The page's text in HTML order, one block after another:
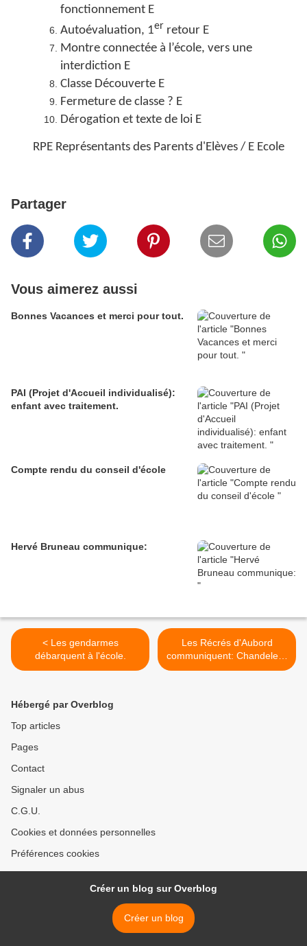
fonctionnement E
Autoévaluation, 1er retour E
Montre connectée à l’école, vers une
interdiction E
Classe Découverte E
Fermeture de classe ? E
Dérogation et texte de loi E
RPE Représentants des Parents d'Elèves / E Ecole
Partager
Vous aimerez aussi
Bonnes Vacances et merci pour tout.
PAI (Projet d'Accueil individualisé):
enfant avec traitement.
Compte rendu du conseil d'école
Hervé Bruneau communique:
< Les gendarmes
débarquent à l'école.
Les Récrés d'Aubord
communiquent: Chandeleur
annulée. >
Hébergé par Overblog
Top articles
Pages
Contact
Signaler un abus
C.G.U.
Cookies et données personnelles
Préférences cookies
Créer un blog sur Overblog
Créer un blog